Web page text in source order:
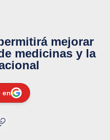
mejorar
medicinas y la
en